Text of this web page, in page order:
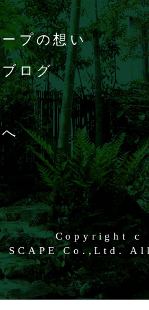
プの想い
ログ
Copyright c
SCAPE Co.,Ltd.